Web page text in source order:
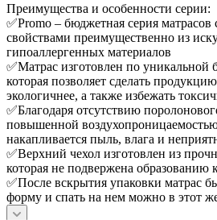
Преимущества и особенности серии:
✅Promo – бюджетная серия матрасов
свойствами преимущественно из
гипоаллергенных материалов
✅Матрас изготовлен по уникальной
которая позволяет сделать
экологичнее, а также избежать
✅Благодаря отсутствию
повышенной
накапливается пыль, влага и
✅Верхний чехол изготовлен из
которая не подвержена образованию
✅После вскрытия упаковки матрас
форму и спать на нем можно в этот